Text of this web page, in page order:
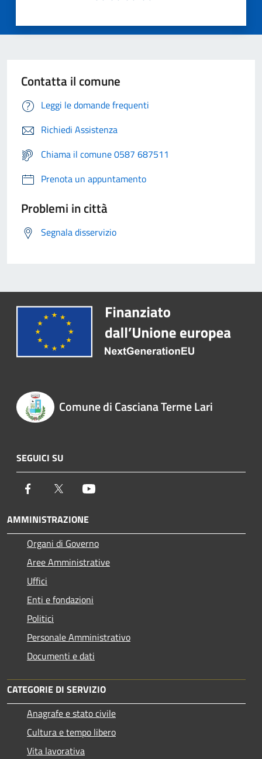
Contatta il comune
Leggi le domande frequenti
Richiedi Assistenza
Chiama il comune 0587 687511
Prenota un appuntamento
Problemi in città
Segnala disservizio
Comune di Casciana Terme Lari
SEGUICI SU
Facebook Twitter
AMMINISTRAZIONE
Organi di Governo
Aree Amministrative
Uffici
Enti e fondazioni
Politici
Personale Amministrativo
Documenti e dati
CATEGORIE DI SERVIZIO
Anagrafe e stato civile
Cultura e tempo libero
Vita lavorativa